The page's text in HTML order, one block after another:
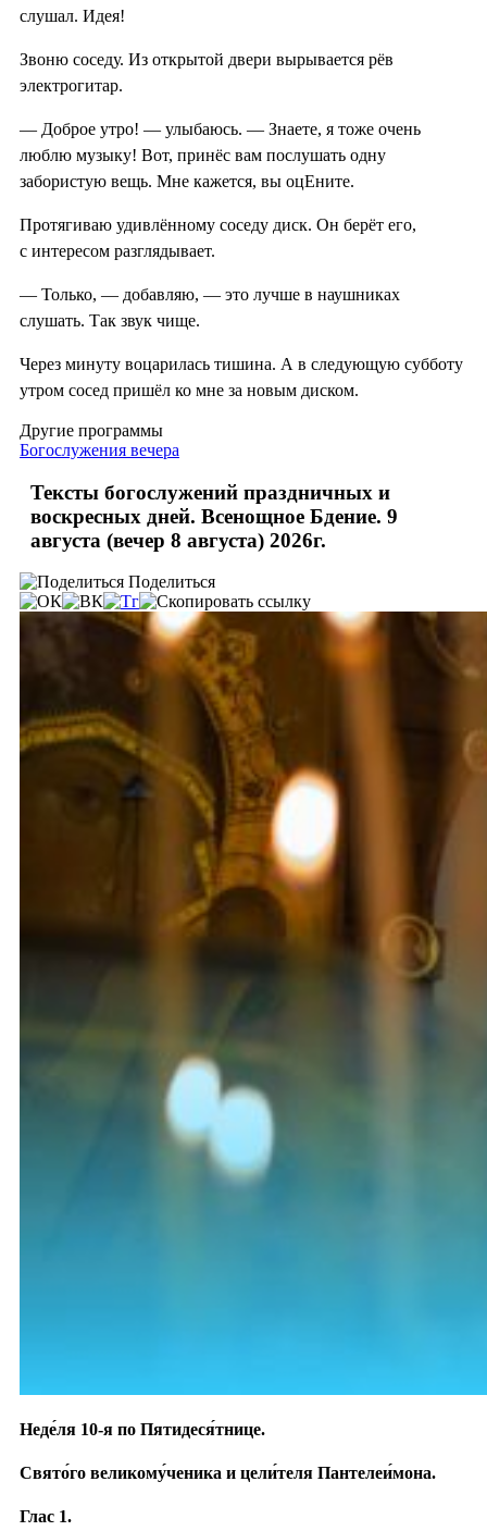
слушал. Идея!
Звоню соседу. Из открытой двери вырывается рёв
электрогитар.
— Доброе утро! — улыбаюсь. — Знаете, я тоже очень
люблю музыку! Вот, принёс вам послушать одну
забористую вещь. Мне кажется, вы оцЕните.
Протягиваю удивлённому соседу диск. Он берёт его,
с интересом разглядывает.
— Только, — добавляю, — это лучше в наушниках
слушать. Так звук чище.
Через минуту воцарилась тишина. А в следующую субботу
утром сосед пришёл ко мне за новым диском.
Другие программы
Богослужения вечера
Тексты богослужений праздничных и
воскресных дней. Всенощное Бдение. 9
августа (вечер 8 августа) 2026г.
Поделиться
Неде́ля 10-я по Пятидеся́тнице.
Свято́го великому́ченика и цели́теля Пантелеи́мона.
Глас 1.